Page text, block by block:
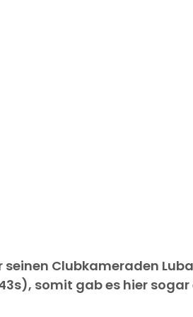
seinen Clubkameraden
somit gab es hier sogar